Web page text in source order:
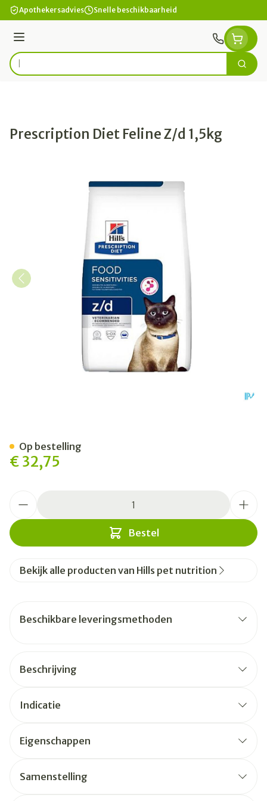
Ga naar de inhoud
Apothekersadvies Snelle beschikbaarheid
Menu
Product, merk, categorie... Zoek
Prescription Diet Feline Z/d 1,5kg
€ 32,75
Bestel
Op bestelling
Bekijk alle producten van Hills pet nutrition
Beschikbare leveringsmethoden
Beschrijving
Indicatie
Eigenschappen
Samenstelling